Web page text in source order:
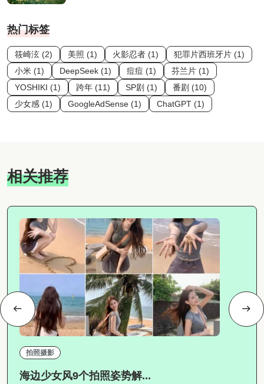
热门标签
筱崎泫 (2) 美照 (1) 火影忍者 (1)
犯罪片西班牙片 (1)
小米 (1)
DeepSeek (1) 痘痘 (1)
芬兰片 (1)
YOSHIKI (1)
跨年 (11) SP剧 (1)
番剧 (10)
少女感 (1)
GoogleAdSense (1) ChatGPT (1)
相关推荐
拍照摄影
海边少女风9个拍照姿势解...